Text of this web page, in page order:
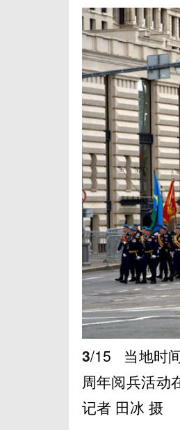
3/15
当地时
周年阅兵活动
记者 田冰 摄